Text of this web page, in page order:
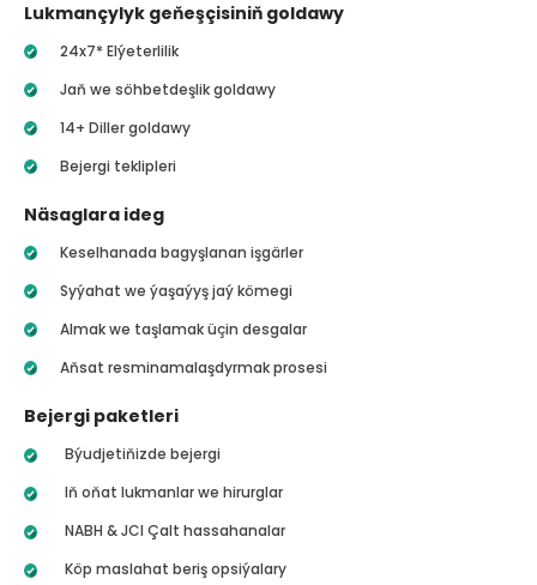
Lukmançylyk geňeşçisiniň goldawy
24x7* Elýeterlilik
Jaň we söhbetdeşlik goldawy
14+ Diller goldawy
Bejergi teklipleri
Näsaglara ideg
Keselhanada bagyşlanan işgärler
Syýahat we ýaşaýyş jaý kömegi
Almak we taşlamak üçin desgalar
Aňsat resminamalaşdyrmak prosesi
Bejergi paketleri
Býudjetiňizde bejergi
Iň oňat lukmanlar we hirurglar
NABH & JCI Çalt hassahanalar
Köp maslahat beriş opsiýalary